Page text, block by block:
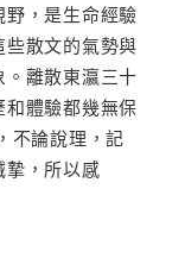
，是生命經驗
散文的氣勢與
離散東瀛三十
體驗都幾無保
不論說理，記
摯，所以感